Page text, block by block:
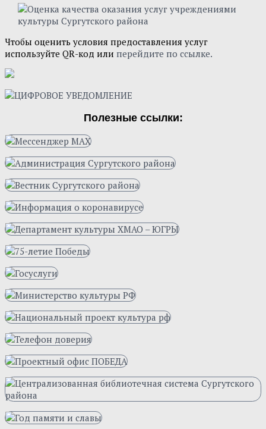
Чтобы оценить условия предоставления услуг
используйте QR-код или перейдите по ссылке.
Полезные ссылки: